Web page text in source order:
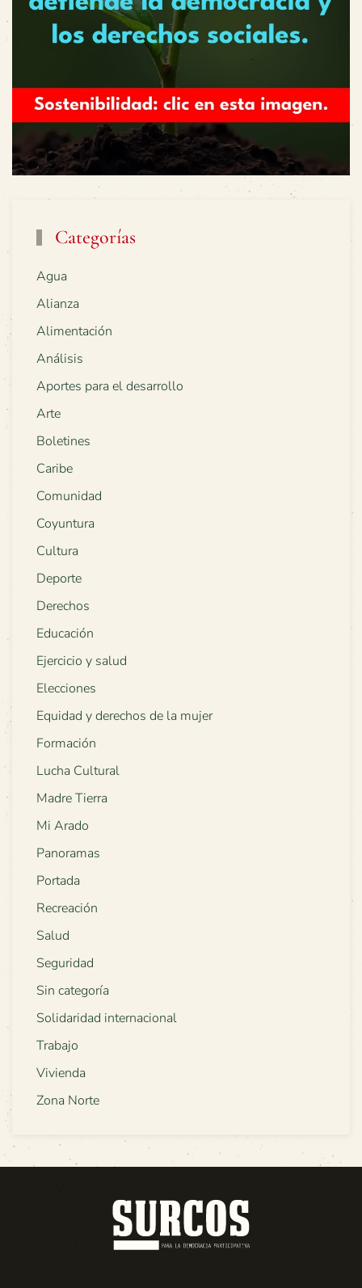
Categorías
Agua
Alianza
Alimentación
Análisis
Aportes para el desarrollo
Arte
Boletines
Caribe
Comunidad
Coyuntura
Cultura
Deporte
Derechos
Educación
Ejercicio y salud
Elecciones
Equidad y derechos de la mujer
Formación
Lucha Cultural
Madre Tierra
Mi Arado
Panoramas
Portada
Recreación
Salud
Seguridad
Sin categoría
Solidaridad internacional
Trabajo
Vivienda
Zona Norte